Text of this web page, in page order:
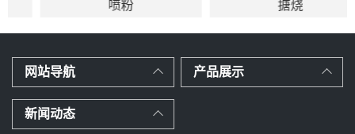
网站导航 产品展示
新闻动态